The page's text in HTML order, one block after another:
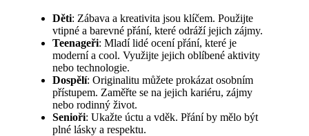
Děti: Zábava a kreativita jsou klíčem. Použijte
vtipné a barevné přání, které odráží jejich zájmy.
Teenageři: Mladí lidé ocení přání, které je
moderní a cool. Využijte jejich oblíbené aktivity
nebo technologie.
Dospělí: Originalitu můžete prokázat osobním
přístupem. Zaměřte se na jejich kariéru, zájmy
nebo rodinný život.
Senioři: Ukažte úctu a vděk. Přání by mělo být
plné lásky a respektu.